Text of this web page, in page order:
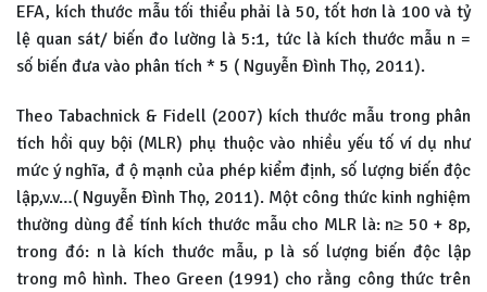
EFA, kích thước mẫu tối thiểu phải là 50, tốt hơn là 100 và tỷ
lệ quan sát/ biến đo lường là 5:1, tức là kích thước mẫu n =
số biến đưa vào phân tích * 5 ( Nguyễn Đình Thọ, 2011).
Theo Tabachnick & Fidell (2007) kích thước mẫu trong phân
tích hồi quy bội (MLR) phụ thuộc vào nhiều yếu tố ví dụ như
mức ý nghĩa, đ ộ mạnh của phép kiểm định, số lượng biến độc
lập,v.v…( Nguyễn Đình Thọ, 2011). Một công thức kinh nghiệm
thường dùng để tính kích thước mẫu cho MLR là: n≥ 50 + 8p,
trong đó: n là kích thước mẫu, p là số lượng biến độc lập
trong mô hình. Theo Green (1991) cho rằng công thức trên